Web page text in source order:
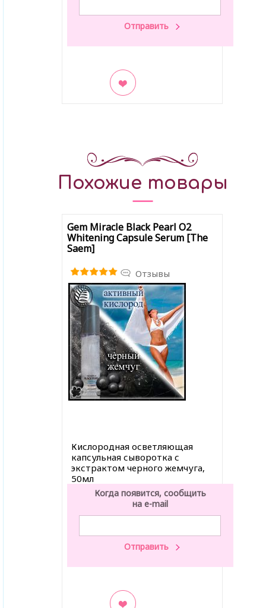
Похожие товары
Gem Miracle Black Pearl O2
Whitening Capsule Serum [The
Saem]
Отзывы
Кислородная осветляющая
капсульная сыворотка с
экстрактом черного жемчуга,
50мл
Когда появится, сообщить
на e-mail